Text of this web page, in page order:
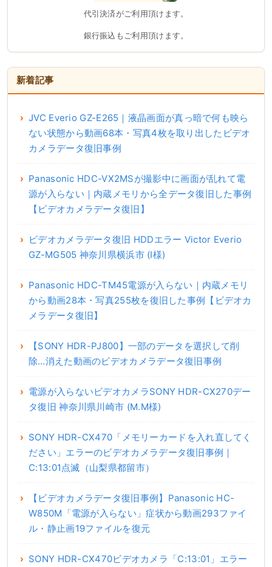
代引決済がご利用頂けます。
銀行振込もご利用頂けます。
新着記事
JVC Everio GZ-E265｜液晶画面が真っ暗で何も映ら
ない状態から動画68本・写真4枚を取り出したビデオ
カメラデータ復旧事例
Panasonic HDC-VX2MSが撮影中に画面が乱れて電
源が入らない｜内蔵メモリから全データ復旧した事例
【ビデオカメラデータ復旧】
ビデオカメラデータ復旧 HDDエラー Victor Everio
GZ-MG505 神奈川県横浜市 (I様)
Panasonic HDC-TM45電源が入らない｜内蔵メモリ
から動画28本・写真255枚を復旧した事例【ビデオカ
メラデータ復旧】
【SONY HDR-PJ800】一部のデータを選択して削
除…消えた動画のビデオカメラデータ復旧事例
電源が入らないビデオカメラSONY HDR-CX270デー
タ復旧 神奈川県川崎市 (M.M様)
SONY HDR-CX470「メモリーカードを入れ直してく
ださい」エラーのビデオカメラデータ復旧事例｜
C:13:01点滅（山梨県都留市）
【ビデオカメラデータ復旧事例】Panasonic HC-
W850M「電源が入らない」症状から動画293ファイ
ル・静止画19ファイルを復元
SONY HDR-CX470ビデオカメラ「C:13:01」エラー